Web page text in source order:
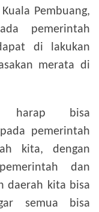
Pembuang,
pemerintah
di lakukan
merata di
harap bisa
pemerintah
kita, dengan
dan
daerah kita bisa
semua bisa